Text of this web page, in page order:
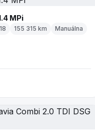
MPi
155 315 km Manuálna